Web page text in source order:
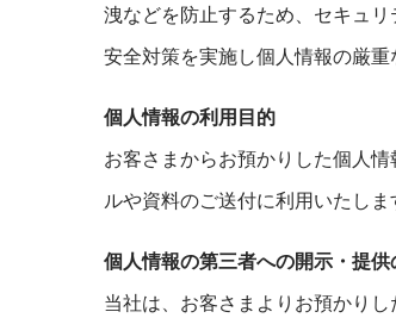
洩などを防止するため、セキュ
安全対策を実施し個人情報の厳重
個人情報の利用目的
お客さまからお預かりした個人
ルや資料のご送付に利用いたしま
個人情報の第三者への開示・提供
当社は、お客さまよりお預かり